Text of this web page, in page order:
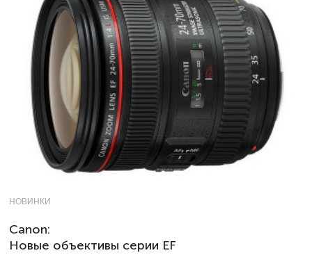
НОВИНКИ
Canon:
Новые объективы серии EF